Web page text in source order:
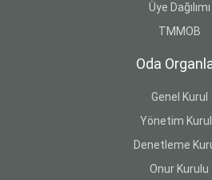
Üye Dağılımı
TMMOB
Oda
Genel Kurul
Yönetim
Denetleme
Onur Kurulu